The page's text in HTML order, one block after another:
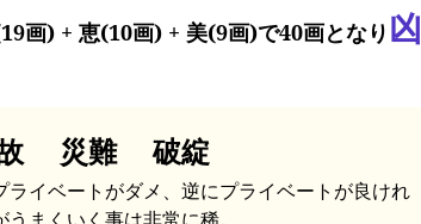
画) + 恵(10画) + 美(9画)で40画となり 凶
災難 破綻
イベートがダメ、逆にプライベートが良けれ